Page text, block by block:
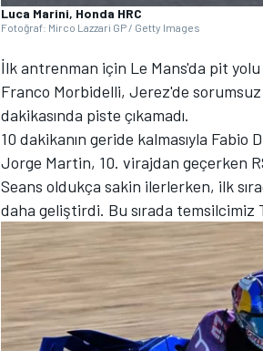
TÜRK SPORCULAR
Luca Marini, Honda HRC
Fotoğraf: Mirco Lazzari GP / Getty Images
İlk antrenman için Le Mans'da pit yolu
Franco Morbidelli, Jerez'de
dakikasında piste çıkamadı.
10 dakikanın geride kalmasıyla
Jorge Martin, 10. virajdan geçerken
Seans oldukça sakin ilerlerken, ilk
daha geliştirdi. Bu sırada temsilcimiz